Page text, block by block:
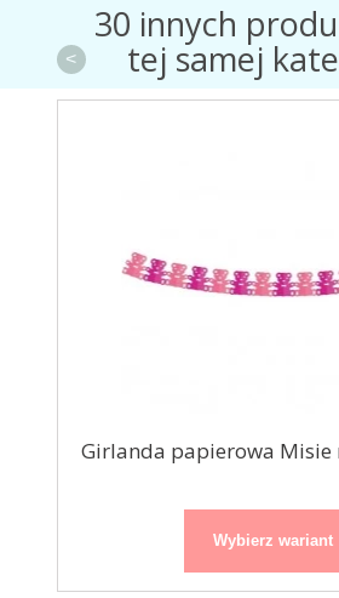
30 innych
tej samej
Girlanda papierowa Misie
Wybierz wariant
<